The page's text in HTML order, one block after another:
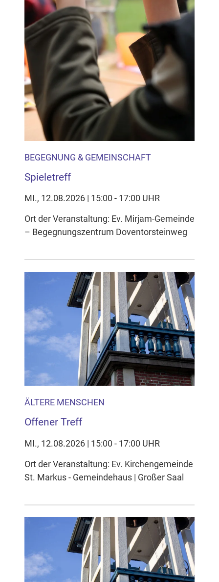
BEGEGNUNG & GEMEINSCHAFT
Spieletreff
MI., 12.08.2026 | 15:00 - 17:00 UHR
Ort der Veranstaltung: Ev. Mirjam-Gemeinde
– Begegnungszentrum Doventorsteinweg
ÄLTERE MENSCHEN
Offener Treff
MI., 12.08.2026 | 15:00 - 17:00 UHR
Ort der Veranstaltung: Ev. Kirchengemeinde
St. Markus - Gemeindehaus | Großer Saal